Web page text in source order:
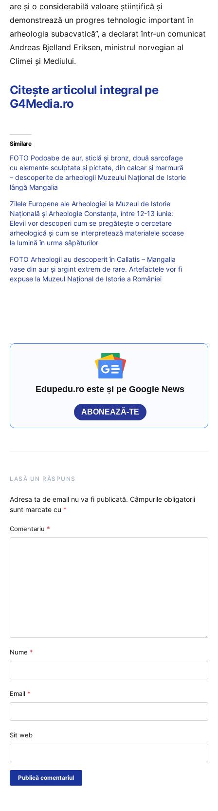
are şi o considerabilă valoare ştiinţifică şi
demonstrează un progres tehnologic important în
arheologia subacvatică”, a declarat într-un comunicat
Andreas Bjelland Eriksen, ministrul norvegian al
Climei şi Mediului.
Citește articolul integral pe
G4Media.ro
Similare
FOTO Podoabe de aur, sticlă și bronz, două sarcofage
cu elemente sculptate și pictate, din calcar și marmură
– descoperite de arheologii Muzeului Național de Istorie
lângă Mangalia
Zilele Europene ale Arheologiei la Muzeul de Istorie
Naţională şi Arheologie Constanţa, între 12-13 iunie:
Elevii vor descoperi cum se pregătește o cercetare
arheologică și cum se interpretează materialele scoase
la lumină în urma săpăturilor
FOTO Arheologii au descoperit în Callatis – Mangalia
vase din aur și argint extrem de rare. Artefactele vor fi
expuse la Muzeul Național de Istorie a României
Edupedu.ro este și pe Google News
ABONEAZĂ-TE
LASĂ UN RĂSPUNS
Adresa ta de email nu va fi publicată. Câmpurile obligatorii
sunt marcate cu *
Comentariu *
Nume *
Email *
Sit web